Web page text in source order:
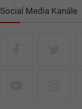
Social Media Kanäle